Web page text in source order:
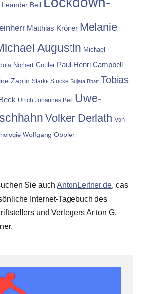
Leander Beil
Matthias Kröner Melanie
Augustin Michael
Norbert Göttler Paul-Henri Campbell
Zaplin Starke Stücke Sujata Bhatt Tobias
Ulrich Johannes Beil
Uwe-
Volker Derlath Von
Wolfgang Oppler
Sie auch AntonLeitner.de, das
Internet-Tagebuch des
und Verlegers Anton G.